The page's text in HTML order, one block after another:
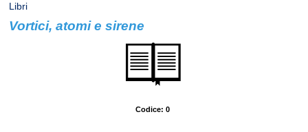
Libri
Vortici, atomi e sirene
Autore: Pierantoni, Ruggero
Codice: 0